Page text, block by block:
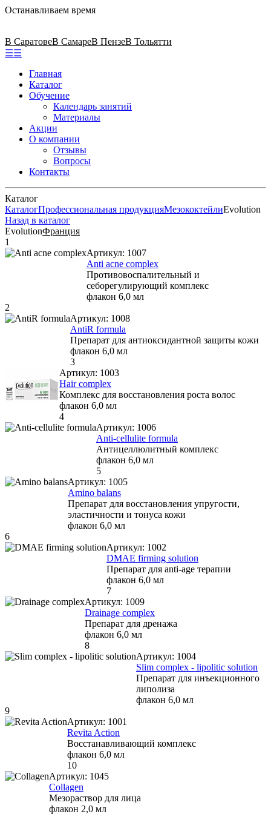
Останавливаем время
В СаратовеВ СамареВ ПензеВ Тольятти
☰☰
Главная
Каталог
Обучение
Календарь занятий
Материалы
Акции
О компании
Отзывы
Вопросы
Контакты
Каталог
КаталогПрофессиональная продукцияМезококтейлиEvolution
Назад в каталог
EvolutionФранция
1
Артикул: 1007
Anti acne complex
Противовоспалительный и
себорегулирующий комплекс
флакон 6,0 мл
2
Артикул: 1008
AntiR formula
Препарат для антиоксидантной защиты кожи
флакон 6,0 мл
3
Артикул: 1003
Hair complex
Комплекс для восстановления роста волос
флакон 6,0 мл
4
Артикул: 1006
Anti-cellulite formula
Антицеллюлитный комплекс
флакон 6,0 мл
5
Артикул: 1005
Amino balans
Препарат для восстановления упругости,
эластичности и тонуса кожи
флакон 6,0 мл
6
Артикул: 1002
DMAE firming solution
Препарат для anti-age терапии
флакон 6,0 мл
7
Артикул: 1009
Drainage complex
Препарат для дренажа
флакон 6,0 мл
8
Артикул: 1004
Slim complex - lipolitic solution
Препарат для инъекционного
липолиза
флакон 6,0 мл
9
Артикул: 1001
Revita Action
Восстанавливающий комплекс
флакон 6,0 мл
10
Артикул: 1045
Collagen
Мезораствор для лица
флакон 2,0 мл